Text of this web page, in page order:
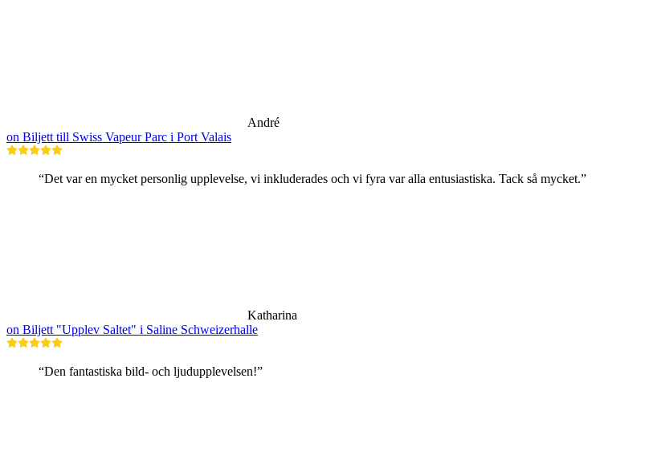
André
on Biljett till Swiss Vapeur Parc i Port Valais
“Det var en mycket personlig upplevelse, vi inkluderades och vi fyra var alla entusiastiska. Tack så mycket.”
Katharina
on Biljett "Upplev Saltet" i Saline Schweizerhalle
“Den fantastiska bild- och ljudupplevelsen!”